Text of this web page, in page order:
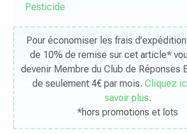
Pesticide
Pour économiser les frais
de 10% de remise sur cet article*
devenir Membre du Club de Réponses
de seulement 4€ par mois.Cliquez
savoir plus.
*hors promotions et lots